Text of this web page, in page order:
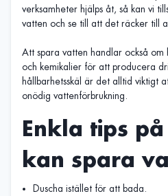
verksamheter hjälps åt, så kan vi
vatten och se till att det räcker till
Att spara vatten handlar också
och kemikalier för att producera
hållbarhetsskäl är det alltid viktigt
onödig vattenförbrukning.
Enkla tips
kan spara
Duscha istället för att bada.